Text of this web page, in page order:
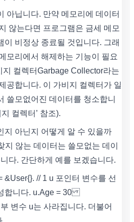
아닙니다. 만약 메모리에 데이터
않는다면 프로그램은 금세 메모
이 비정상 종료될 것입니다. 그래
모리에서 해제하는 기능이 필요
지 컬렉터Garbage Collector라는
공합니다. 이 가비지 컬렉터가 일
쓸모없어진 데이터를 청소합니
컬렉터’ 참조).
지 아닌지 어떻게 알 수 있을까
지 않는 데이터는 쓸모없는 데이
다. 간단하게 예를 보겠습니다.
// 1 u 포인터 변수를 선
합니다. u.Age = 30
변수 u는 사라집니다. 더불어